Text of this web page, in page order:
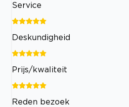
Service
Deskundigheid
Prijs/kwaliteit
Reden bezoek